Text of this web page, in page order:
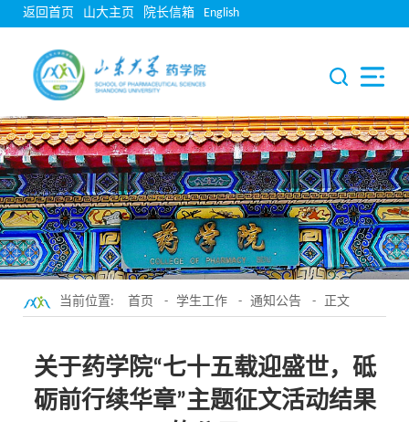
返回首页 山大主页 院长信箱 English
当前位置: 首页 - 学生工作 - 通知公告 - 正文
关于药学院“七十五载迎盛世，砥
砺前行续华章”主题征文活动结果